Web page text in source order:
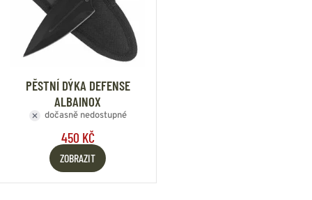
PĚSTNÍ DÝKA DEFENSE
ALBAINOX
dočasně nedostupné
450 KČ
ZOBRAZIT